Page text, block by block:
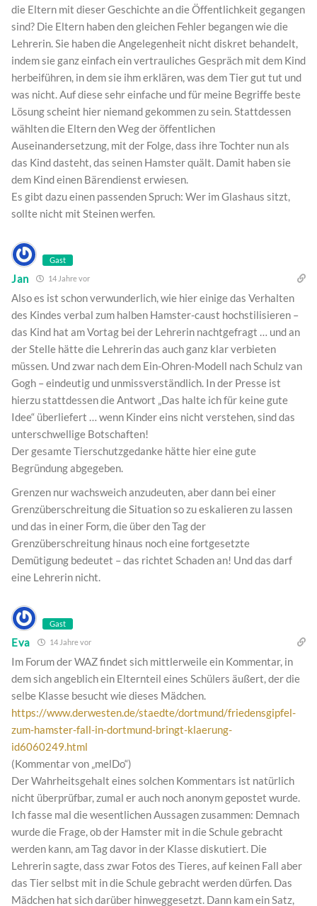
die Eltern mit dieser Geschichte an die Öffentlichkeit gegangen
sind? Die Eltern haben den gleichen Fehler begangen wie die
Lehrerin. Sie haben die Angelegenheit nicht diskret behandelt,
indem sie ganz einfach ein vertrauliches Gespräch mit dem Kind
herbeiführen, in dem sie ihm erklären, was dem Tier gut tut und
was nicht. Auf diese sehr einfache und für meine Begriffe beste
Lösung scheint hier niemand gekommen zu sein. Stattdessen
wählten die Eltern den Weg der öffentlichen
Auseinandersetzung, mit der Folge, dass ihre Tochter nun als
das Kind dasteht, das seinen Hamster quält. Damit haben sie
dem Kind einen Bärendienst erwiesen.
Es gibt dazu einen passenden Spruch: Wer im Glashaus sitzt,
sollte nicht mit Steinen werfen.
Gast
Jan 14 Jahre vor
Also es ist schon verwunderlich, wie hier einige das Verhalten
des Kindes verbal zum halben Hamster-caust hochstilisieren –
das Kind hat am Vortag bei der Lehrerin nachtgefragt … und an
der Stelle hätte die Lehrerin das auch ganz klar verbieten
müssen. Und zwar nach dem Ein-Ohren-Modell nach Schulz van
Gogh – eindeutig und unmissverständlich. In der Presse ist
hierzu stattdessen die Antwort „Das halte ich für keine gute
Idee“ überliefert … wenn Kinder eins nicht verstehen, sind das
unterschwellige Botschaften!
Der gesamte Tierschutzgedanke hätte hier eine gute
Begründung abgegeben.
Grenzen nur wachsweich anzudeuten, aber dann bei einer
Grenzüberschreitung die Situation so zu eskalieren zu lassen
und das in einer Form, die über den Tag der
Grenzüberschreitung hinaus noch eine fortgesetzte
Demütigung bedeutet – das richtet Schaden an! Und das darf
eine Lehrerin nicht.
Gast
Eva 14 Jahre vor
Im Forum der WAZ findet sich mittlerweile ein Kommentar, in
dem sich angeblich ein Elternteil eines Schülers äußert, der die
selbe Klasse besucht wie dieses Mädchen.
https://www.derwesten.de/staedte/dortmund/friedensgipfel-
zum-hamster-fall-in-dortmund-bringt-klaerung-
id6060249.html
(Kommentar von „melDo“)
Der Wahrheitsgehalt eines solchen Kommentars ist natürlich
nicht überprüfbar, zumal er auch noch anonym gepostet wurde.
Ich fasse mal die wesentlichen Aussagen zusammen: Demnach
wurde die Frage, ob der Hamster mit in die Schule gebracht
werden kann, am Tag davor in der Klasse diskutiert. Die
Lehrerin sagte, dass zwar Fotos des Tieres, auf keinen Fall aber
das Tier selbst mit in die Schule gebracht werden dürfen. Das
Mädchen hat sich darüber hinweggesetzt. Dann kam ein Satz,